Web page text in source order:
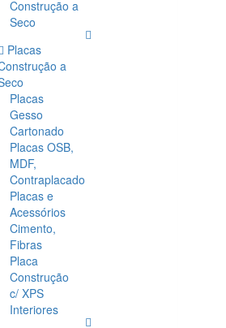
Construção a
Seco
Placas
a
Placas
Gesso
Cartonado
Placas OSB,
MDF,
Contraplacado
Placas e
Acessórios
Cimento,
Fibras
Placa
Construção
c/ XPS
Interiores